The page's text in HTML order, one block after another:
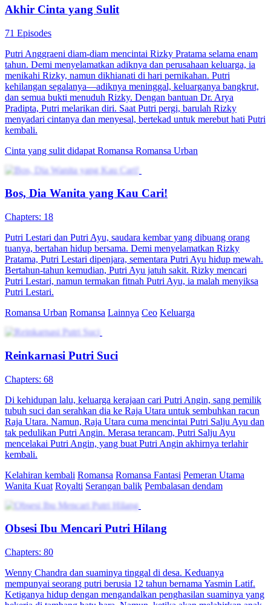
Pada hari pernikahannya, Ning Xi menyandera putri angkatnya
dengan pisau, tetapi dia akhirnya dibunuh oleh putri angkatnya.
Setelah terlahir kembali, Ning Xi menemukan dirinya kembali ke
hari pertama dia dibawa pulang dan bertekad untuk merebut kembali
semua yang menjadi haknya, mengambilnya kembali dari putri
angkatnya.
Salah IdentitasIdentitas Rahasia
Putri Gila Singkirkan Putri Licik
adik tirinya yang pura-pura menjadi putri keluarga kaya ya...Tonton
lebih banyak drama populer.
Kayak Saudara